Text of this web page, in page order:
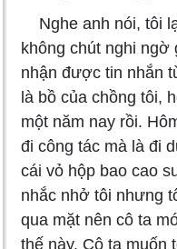
Nghe anh nói, tôi
không chút nghi ngờ
nhận được tin nhắn
là bồ của chồng tôi,
một năm nay rồi.
đi công tác mà là đi
cái vỏ hộp bao cao
nhắc nhở tôi nhưng
qua mặt nên cô ta
thế này. Cô ta muốn